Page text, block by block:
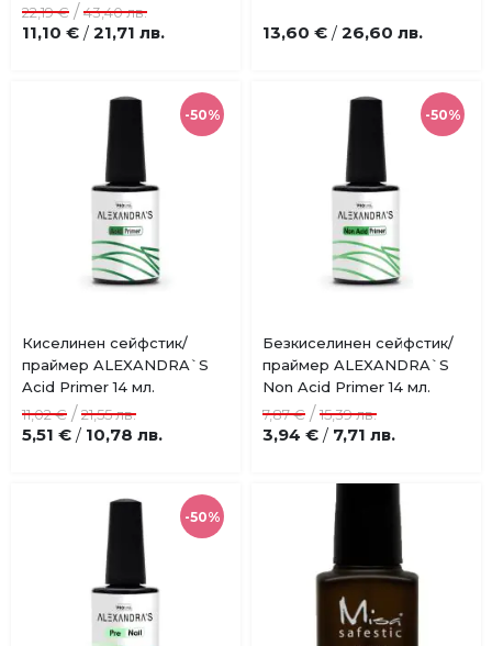
11,10 € / 21,71 лв.
22,19 € /43,40 лв.
13,60 € / 26,60 лв.
-50%
Добави
в
любими
Купи
Киселинен сейфстик/
праймер ALEXANDRA`S
Acid Primer 14 мл.
5,51 € / 10,78 лв.
11,02 € /21,55 лв.
-50%
Добави
в
любими
Купи
Безкиселинен сейфстик/
праймер ALEXANDRA`S
Non Acid Primer 14 мл.
3,94 € / 7,71 лв.
7,87 € /15,39 лв.
-50%